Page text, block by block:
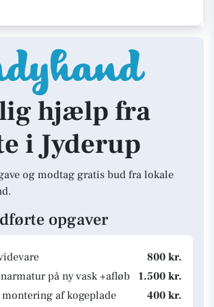
hjælp fra
i Jyderup
og modtag gratis bud fra lokale
opgaver
800 kr.
på ny vask +afløb
1.500 kr.
af kogeplade
400 kr.